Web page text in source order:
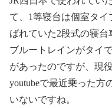
て、1等寝台は個室タ
ばれていた2段式の寝台
ブルートレインがタイ
があったのですが、現
youtubeで最近乗った方
いないですね。